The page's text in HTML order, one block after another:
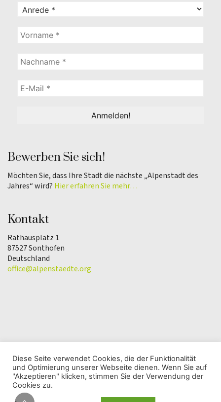
Bewerben Sie sich!
Möchten Sie, dass Ihre Stadt die nächste „Alpenstadt des
Jahres“ wird? Hier erfahren Sie mehr…
Kontakt
Rathausplatz 1
87527 Sonthofen
Deutschland
office@alpenstaedte.org
© Copyright 2025 | Verein Alpenstadt des Jahres |
Datenschutzerklärung
Diese Seite verwendet Cookies, die der Funktionalität
und Optimierung unserer Webseite dienen. Wenn Sie auf
"Akzeptieren" klicken, stimmen Sie der Verwendung der
Cookies zu.